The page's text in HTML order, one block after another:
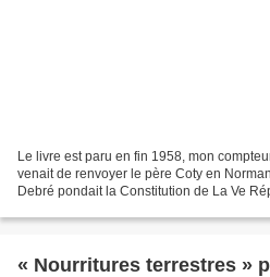
Le livre est paru en fin 1958, mon
venait de renvoyer le père Coty en
Debré pondait la Constitution de La Ve
« Nourritures terrestres »